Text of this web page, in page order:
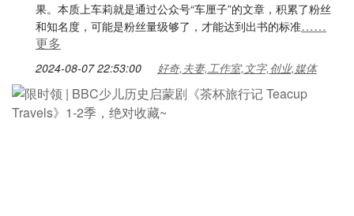
果。本质上车莉就是通过公众号“车厘子”的文章，积累了粉丝
和知名度，可能是粉丝量级够了，才能达到出书的标准……
更多
2024-08-07 22:53:00 好奇,夫妻,工作室,文字,创业,媒体